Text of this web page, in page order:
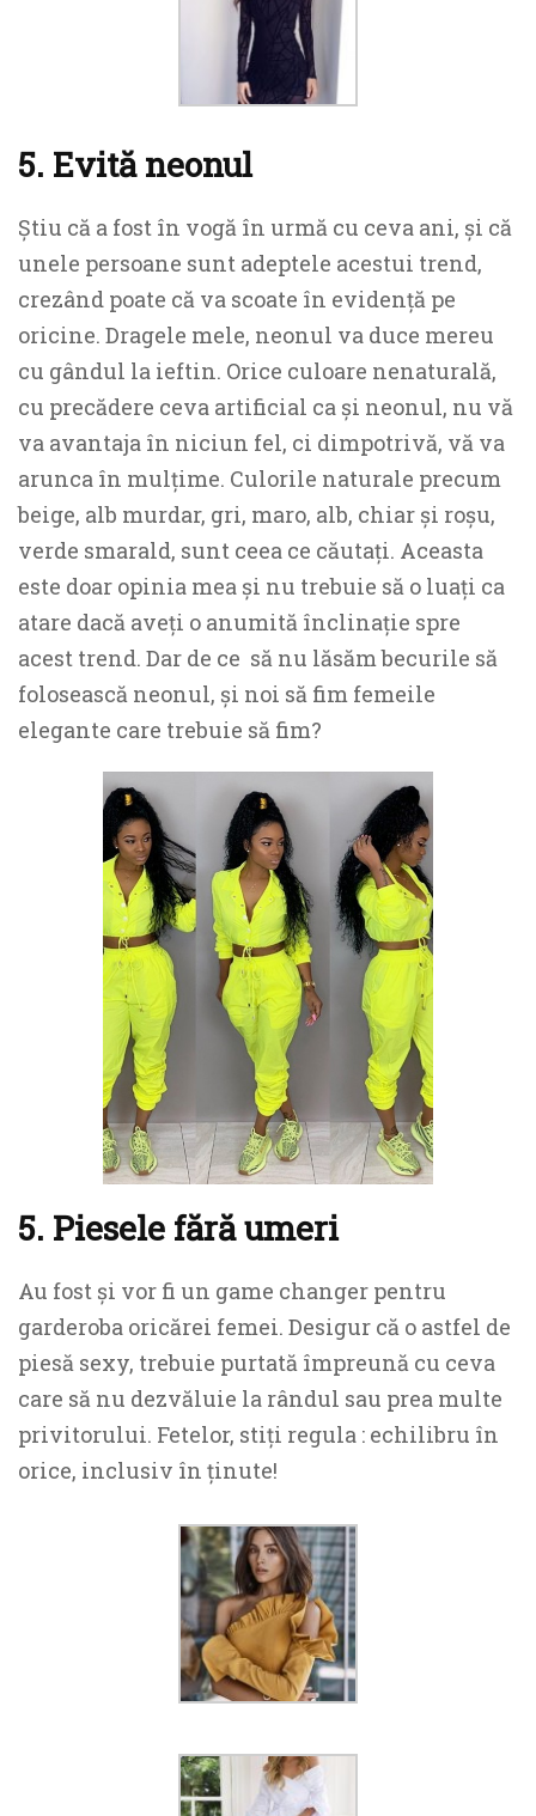
5. Evită neonul
Știu că a fost în vogă în urmă cu ceva ani, și că
unele persoane sunt adeptele acestui trend,
crezând poate că va scoate în evidență pe
oricine. Dragele mele, neonul va duce mereu
cu gândul la ieftin. Orice culoare nenaturală,
cu precădere ceva artificial ca și neonul, nu vă
va avantaja în niciun fel, ci dimpotrivă, vă va
arunca în mulțime. Culorile naturale precum
beige, alb murdar, gri, maro, alb, chiar și roșu,
verde smarald, sunt ceea ce căutați. Aceasta
este doar opinia mea și nu trebuie să o luați ca
atare dacă aveți o anumită înclinație spre
acest trend. Dar de ce să nu lăsăm becurile să
folosească neonul, și noi să fim femeile
elegante care trebuie să fim?
5. Piesele fără umeri
Au fost și vor fi un game changer pentru
garderoba oricărei femei. Desigur că o astfel de
piesă sexy, trebuie purtată împreună cu ceva
care să nu dezvăluie la rândul sau prea multe
privitorului. Fetelor, stiți regula : echilibru în
orice, inclusiv în ținute!